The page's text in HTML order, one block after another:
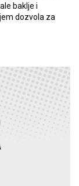
baklje i
dozvola za